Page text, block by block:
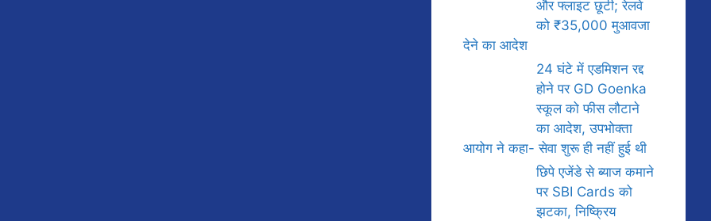
और फ्लाइट छूटी; रेलवे
को ₹35,000 मुआवजा
देने का आदेश
24 घंटे में एडमिशन रद्द
होने पर GD Goenka
स्कूल को फीस लौटाने
का आदेश, उपभोक्ता
आयोग ने कहा- सेवा शुरू ही नहीं हुई थी
छिपे एजेंडे से ब्याज कमाने
पर SBI Cards को
झटका, निष्क्रिय